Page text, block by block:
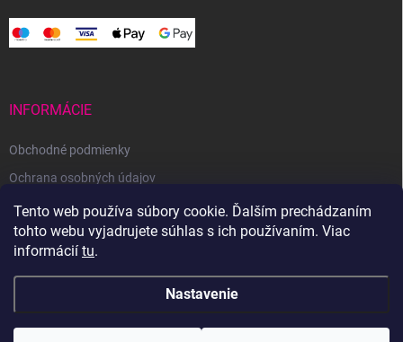
Tento web používa súbory cookie. Ďalším prechádzaním
tohto webu vyjadrujete súhlas s ich používaním. Viac
informácií tu.
Nastavenie
INFORMÁCIE
Obchodné podmienky
Ochrana osobných údajov
Reklamačný poriadok
Odstúpenie od zmluvy